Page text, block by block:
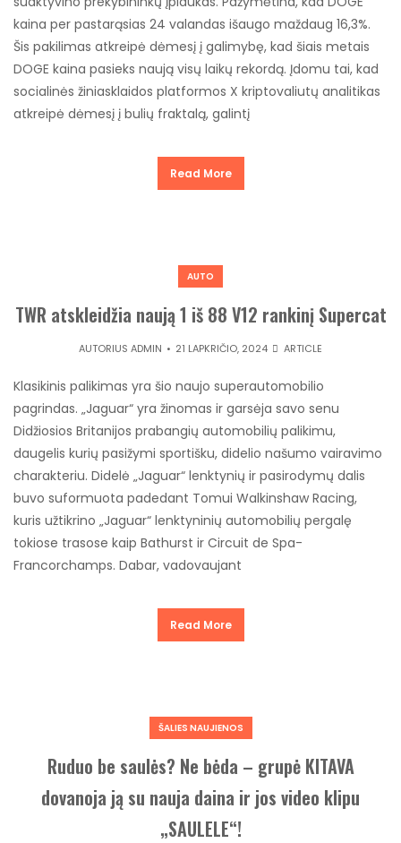
kaina per pastarąsias 24 valandas išaugo maždaug 16,3%.
Šis pakilimas atkreipė dėmesį į galimybę, kad šiais metais
DOGE kaina pasieks naują visų laikų rekordą. Įdomu tai, kad
socialinės žiniasklaidos platformos X kriptovaliutų analitikas
atkreipė dėmesį į bulių fraktalą, galintį
Read More
AUTO
TWR atskleidžia naują 1 iš 88 V12 rankinį Supercat
AUTORIUSADMIN 21 LAPKRIČIO, 2024 ARTICLE
Klasikinis palikimas yra šio naujo superautomobilio
pagrindas. „Jaguar“ yra žinomas ir garsėja savo senu
Didžiosios Britanijos prabangių automobilių palikimu,
daugelis kurių pasižymi sportišku, didelio našumo vairavimo
charakteriu. Didelė „Jaguar“ lenktynių ir pasirodymų dalis
buvo suformuota padedant Tomui Walkinshaw Racing,
kuris užtikrino „Jaguar“ lenktyninių automobilių pergalę
tokiose trasose kaip Bathurst ir Circuit de Spa-
Francorchamps. Dabar, vadovaujant
Read More
ŠALIES NAUJIENOS
Ruduo be saulės? Ne bėda – grupė KITAVA
dovanoja ją su nauja daina ir jos video klipu
„SAULELE“!